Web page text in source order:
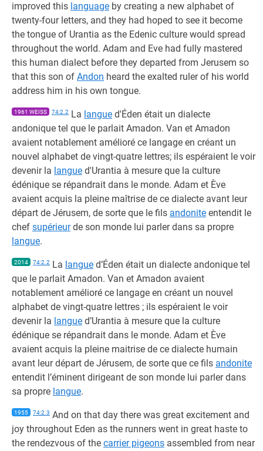
improved this language by creating a new alphabet of
twenty-four letters, and they had hoped to see it become
the tongue of Urantia as the Edenic culture would spread
throughout the world. Adam and Eve had fully mastered
this human dialect before they departed from Jerusem so
that this son of Andon heard the exalted ruler of his world
address him in his own tongue.
1961 WEISS 74:2.2 La langue d'Éden était un dialecte
andonique tel que le parlait Amadon. Van et Amadon
avaient notablement amélioré ce langage en créant un
nouvel alphabet de vingt-quatre lettres; ils espéraient le voir
devenir la langue d'Urantia à mesure que la culture
édénique se répandrait dans le monde. Adam et Ève
avaient acquis la pleine maîtrise de ce dialecte avant leur
départ de Jérusem, de sorte que le fils andonite entendit le
chef supérieurde son monde lui parler dans sa propre
langue.
2014 74:2.2 La langue d’Éden était un dialecte andonique tel
que le parlait Amadon. Van et Amadon avaient
notablement amélioré ce langage en créant un nouvel
alphabet de vingt-quatre lettres ; ils espéraient le voir
devenir la langue d’Urantia à mesure que la culture
édénique se répandrait dans le monde. Adam et Ève
avaient acquis la pleine maitrise de ce dialecte humain
avant leur départ de Jérusem, de sorte que ce fils andonite
entendit l’éminent dirigeant de son monde lui parler dans
sa propre langue.
1955 74:2.3 And on that day there was great excitement and
joy throughout Eden as the runners went in great haste to
the rendezvous of the carrier pigeons assembled from near